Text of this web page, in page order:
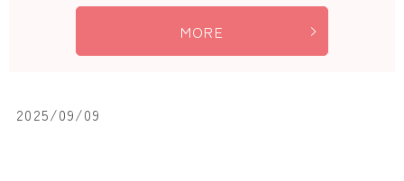
MORE
2025/09/09